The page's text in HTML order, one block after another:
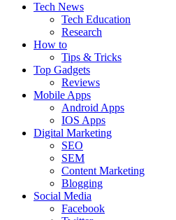
Tech News
Tech Education
Research
How to
Tips & Tricks
Top Gadgets
Reviews
Mobile Apps
Android Apps
IOS Apps
Digital Marketing
SEO
SEM
Content Marketing
Blogging
Social Media
Facebook